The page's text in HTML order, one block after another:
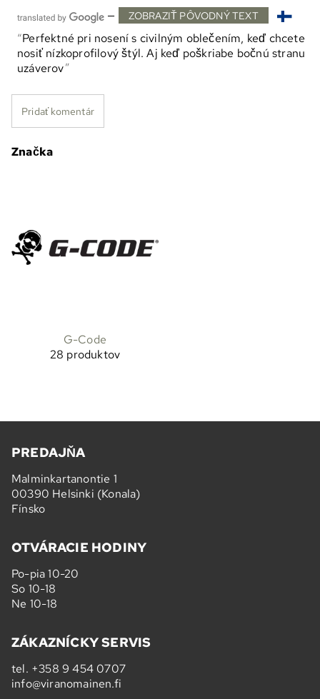
— ZOBRAZIŤ PÔVODNÝ TEXT
Perfektné pri nosení s civilným oblečením, keď chcete
nosiť nízkoprofilový štýl. Aj keď poškriabe bočnú stranu
uzáverov
Pridať komentár
Značka
G-Code
28 produktov
PREDAJŇA
Malminkartanontie 1
00390 Helsinki (Konala)
Fínsko
OTVÁRACIE HODINY
Po-pia 10-20
So 10-18
Ne 10-18
ZÁKAZNÍCKY SERVIS
tel. +358 9 454 0707
info@viranomainen.fi